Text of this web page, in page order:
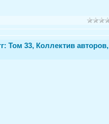
Том 33, Коллектив авторов,